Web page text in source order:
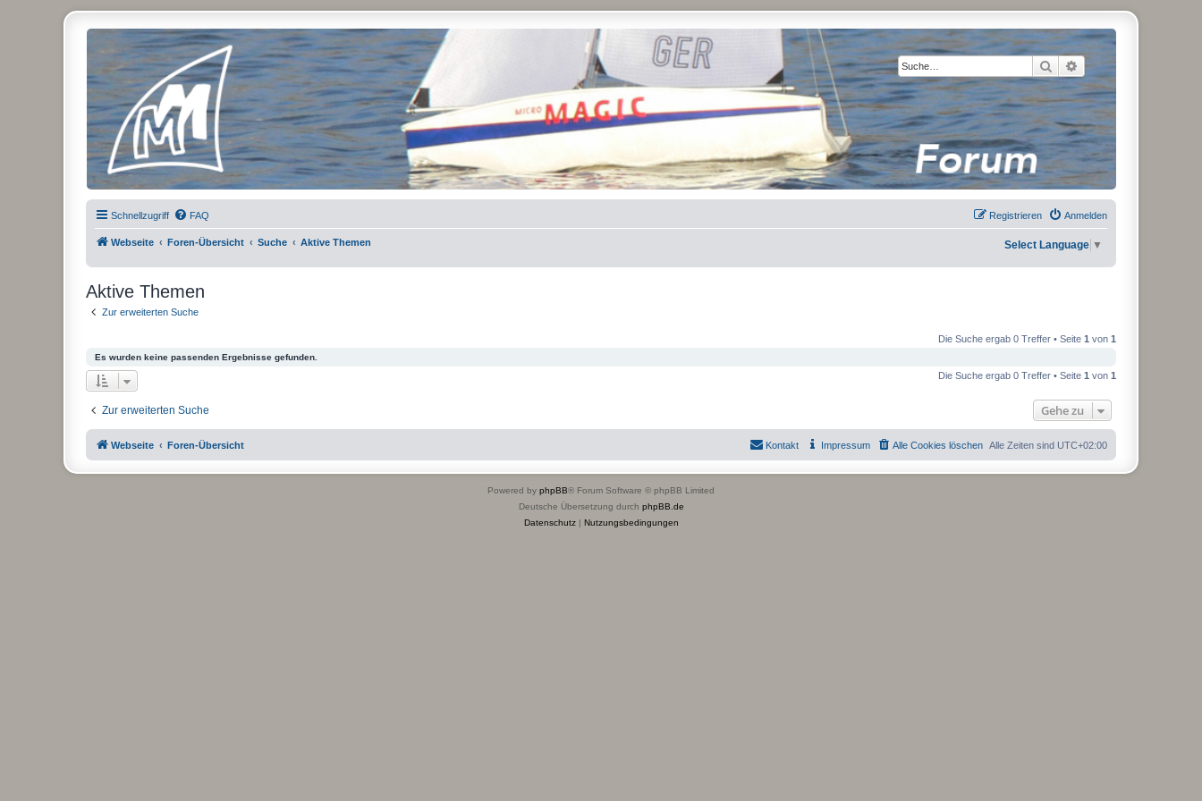
Suche Erweiterte Suche
Micro Magic Forum Deutschland
Schnellzugriff FAQ Anmelden
Registrieren
Webseite Foren-Übersicht Suche Aktive Themen Select Language ▼
Aktive Themen
Zur erweiterten Suche
Die Suche ergab 0 Treffer • Seite 1 von 1
Es wurden keine passenden Ergebnisse gefunden.
Die Suche ergab 0 Treffer • Seite 1 von 1
Zur erweiterten Suche Gehe zu
Webseite Foren-Übersicht Alle Zeiten sind UTC+02:00
Alle Cookies löschen
Impressum
Kontakt
Powered by phpBB® Forum Software © phpBB Limited
Deutsche Übersetzung durch phpBB.de
Datenschutz| Nutzungsbedingungen